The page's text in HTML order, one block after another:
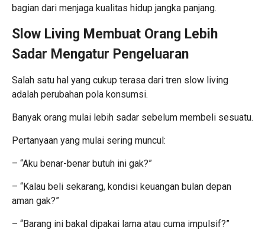
bagian dari menjaga kualitas hidup jangka panjang.
Slow Living Membuat Orang Lebih
Sadar Mengatur Pengeluaran
Salah satu hal yang cukup terasa dari tren slow living
adalah perubahan pola konsumsi.
Banyak orang mulai lebih sadar sebelum membeli sesuatu.
Pertanyaan yang mulai sering muncul:
– “Aku benar-benar butuh ini gak?”
– “Kalau beli sekarang, kondisi keuangan bulan depan
aman gak?”
– “Barang ini bakal dipakai lama atau cuma impulsif?”